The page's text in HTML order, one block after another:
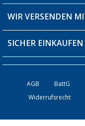
Über uns
Versandinformationen
Bestellstatus
Kontakt
WIR VERSENDEN
SICHER EINKAUFEN
AGB BattG
Widerrufsrecht